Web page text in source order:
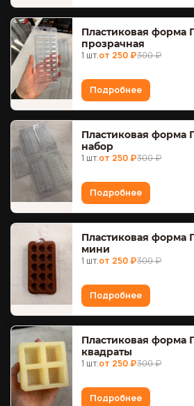
Пластиковая форма
прозрачная
1 шт.от 250 ₽300 ₽
Подробнее
Пластиковая форма
набор
1 шт.от 250 ₽300 ₽
Подробнее
Пластиковая форма
мини
1 шт.от 250 ₽300 ₽
Подробнее
Пластиковая форма
квадраты
1 шт.от 250 ₽300 ₽
Подробнее